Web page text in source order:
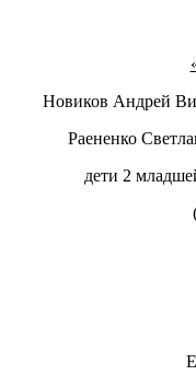
Новиков Андрей
Раененко
дети 2